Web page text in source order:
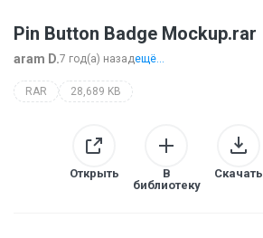
Pin Button Badge Mockup.rar
aram D.7 год(а) назадещё...
RAR 28,689 KB
Открыть
В
библиотеку
Скачать